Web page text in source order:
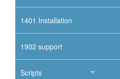
1401 Installation
1902 support
Scripts